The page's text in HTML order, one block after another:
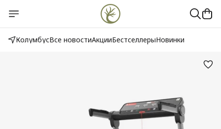
КолумбусВсе новостиАкцииБестселлерыНовинки